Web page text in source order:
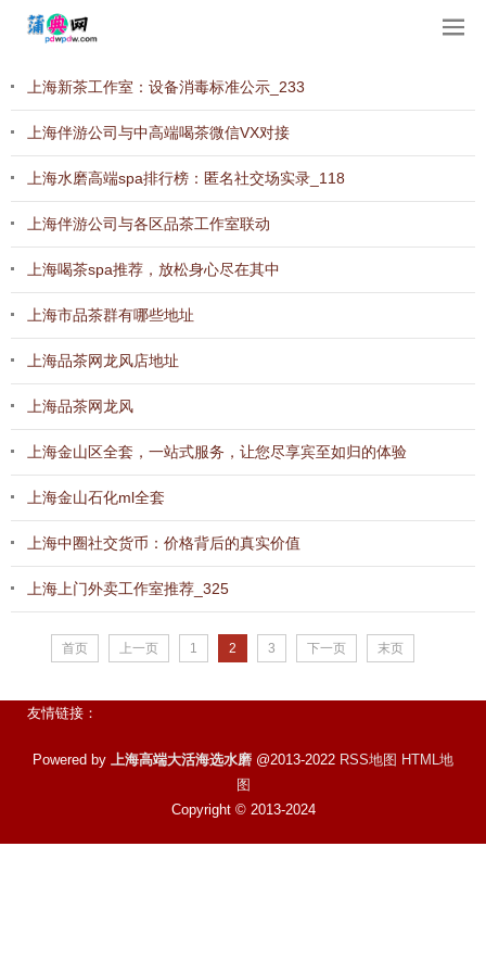
上海新茶工作室：设备消毒标准公示_233
上海伴游公司与中高端喝茶微信VX对接
上海水磨高端spa排行榜：匿名社交场实录_118
上海伴游公司与各区品茶工作室联动
上海喝茶spa推荐，放松身心尽在其中
上海市品茶群有哪些地址
上海品茶网龙风店地址
上海品茶网龙风
上海金山区全套，一站式服务，让您尽享宾至如归的体验
上海金山石化ml全套
上海中圈社交货币：价格背后的真实价值
上海上门外卖工作室推荐_325
首页 上一页 1 2 3 下一页 末页
友情链接：
Powered by 上海高端大活海选水磨 @2013-2022 RSS地图 HTML地
图
Copyright © 2013-2024